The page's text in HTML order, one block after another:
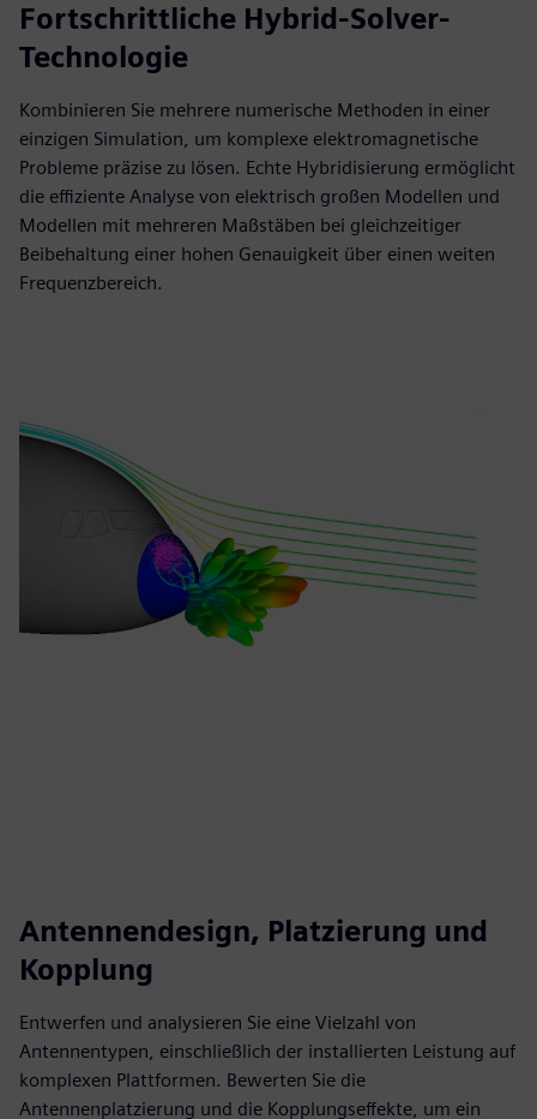
Fortschrittliche Hybrid-Solver-
Technologie
Kombinieren Sie mehrere numerische Methoden in einer
einzigen Simulation, um komplexe elektromagnetische
Probleme präzise zu lösen. Echte Hybridisierung ermöglicht
die effiziente Analyse von elektrisch großen Modellen und
Modellen mit mehreren Maßstäben bei gleichzeitiger
Beibehaltung einer hohen Genauigkeit über einen weiten
Frequenzbereich.
Antennendesign, Platzierung und
Kopplung
Entwerfen und analysieren Sie eine Vielzahl von
Antennentypen, einschließlich der installierten Leistung auf
komplexen Plattformen. Bewerten Sie die
Antennenplatzierung und die Kopplungseffekte, um ein